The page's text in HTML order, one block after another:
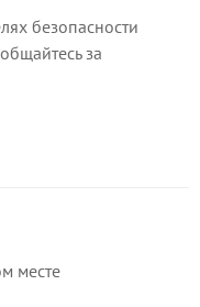
безопасности
за
месте